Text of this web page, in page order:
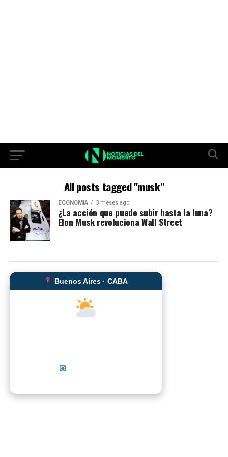
All posts tagged "musk"
ECONOMIA 3 meses ago
¿La acción que puede subir hasta la luna?
Elon Musk revoluciona Wall Street
Buenos Aires · CABA